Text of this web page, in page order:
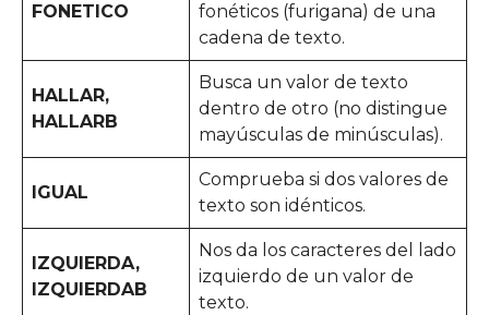
FONETICO
fonéticos (furigana) de una
cadena de texto.
HALLAR,
HALLARB
Busca un valor de texto
dentro de otro (no distingue
mayúsculas de minúsculas).
IGUAL
Comprueba si dos valores de
texto son idénticos.
IZQUIERDA,
IZQUIERDAB
Nos da los caracteres del lado
izquierdo de un valor de
texto.